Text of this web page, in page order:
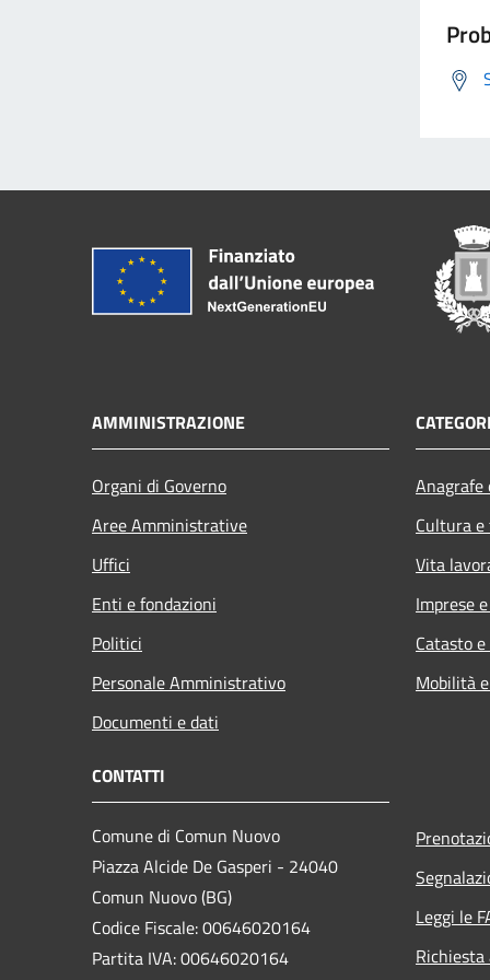
AMMINISTRAZIONE
Organi di Governo
Aree Amministrative
Uffici
Enti e fondazioni
Politici
Personale Amministrativo
Documenti e dati
Cultura
Vita
Imprese
Catasto
Mobilità
CONTATTI
Comune di Comun Nuovo
Piazza Alcide De Gasperi - 24040
Comun Nuovo (BG)
Codice Fiscale: 00646020164
Partita IVA: 00646020164
Leggi le